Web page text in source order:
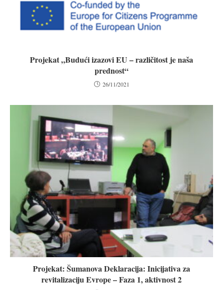
Projekat „Budući izazovi EU – različitost je naša
prednost“
26/11/2021
Projekat: Šumanova Deklaracija: Inicijativa za
revitalizaciju Evrope – Faza 1, aktivnost 2